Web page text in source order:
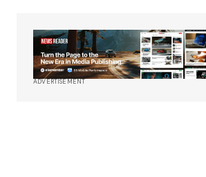
ADVERTISEMENT